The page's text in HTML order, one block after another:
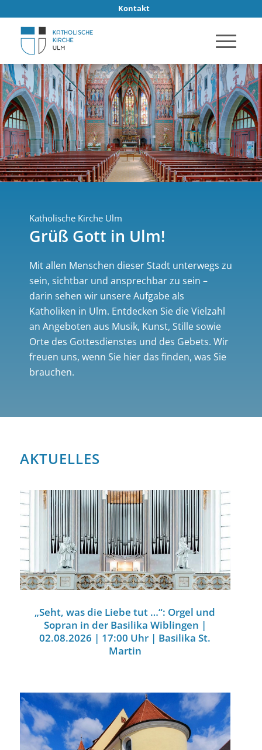
Kontakt
Katholische Kirche Ulm
Grüß Gott in Ulm!
Mit allen Menschen dieser Stadt unterwegs zu
sein, sichtbar und ansprechbar zu sein –
darin sehen wir unsere Aufgabe als
Katholiken in Ulm. Entdecken Sie die Vielzahl
an Angeboten aus Musik, Kunst, Stille sowie
Orte des Gottesdienstes und des Gebets. Wir
freuen uns, wenn Sie hier das finden, was Sie
brauchen.
AKTUELLES
„Seht, was die Liebe tut …“: Orgel und
Sopran in der Basilika Wiblingen |
02.08.2026 | 17:00 Uhr | Basilika St.
Martin